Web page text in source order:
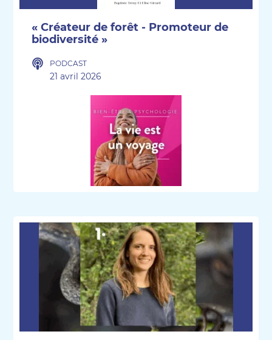
« Créateur de forêt - Promoteur de
biodiversité »
PODCAST
21 avril 2026